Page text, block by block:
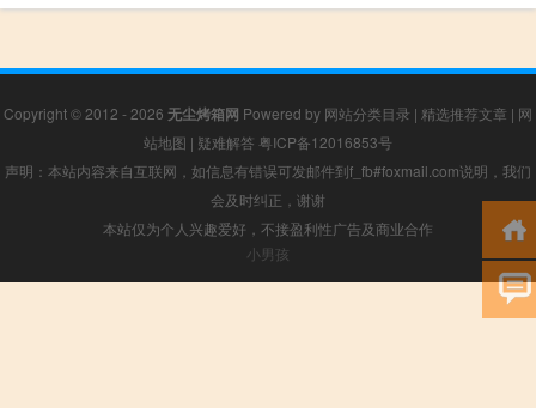
Copyright © 2012 - 2026 无尘烤箱网 Powered by 网站分类目录 | 精选推荐文章 | 网
站地图 | 疑难解答 粤ICP备12016853号
声明：本站内容来自互联网，如信息有错误可发邮件到f_fb#foxmail.com说明，我们
会及时纠正，谢谢
本站仅为个人兴趣爱好，不接盈利性广告及商业合作
小男孩